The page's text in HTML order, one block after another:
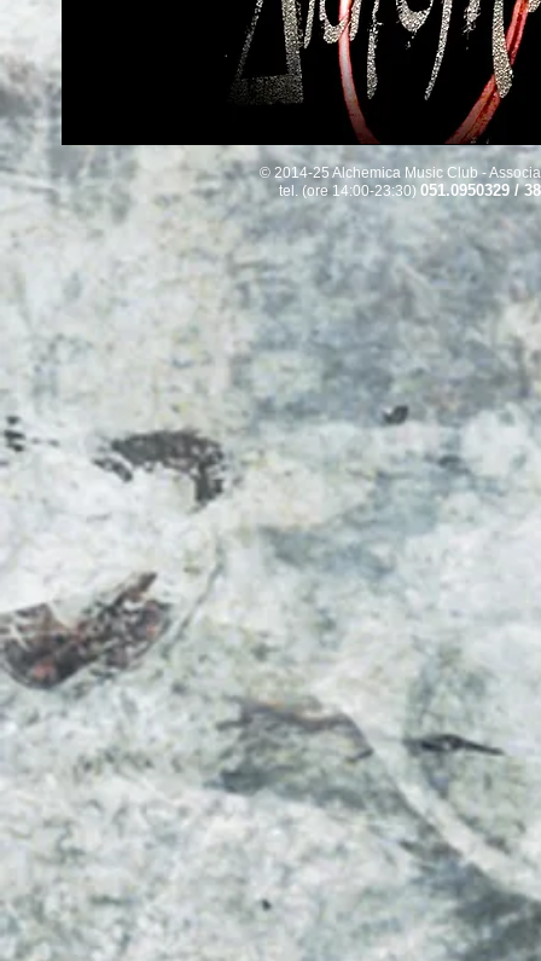
© 2014-25 Alchemica Music Club -
tel. (ore 14:00-23:30) 051.0950329 /